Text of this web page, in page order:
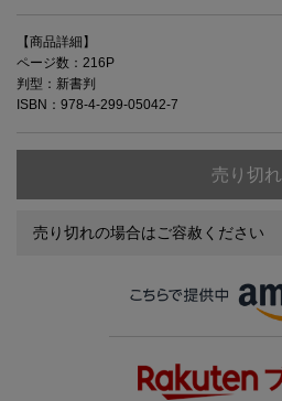
【商品詳細】
ページ数：216P
判型：新書判
ISBN：978-4-299-05042-7
売り切れ
売り切れの場合はご容赦ください